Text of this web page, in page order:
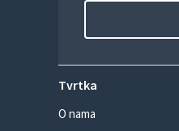
Tvrtka
O nama